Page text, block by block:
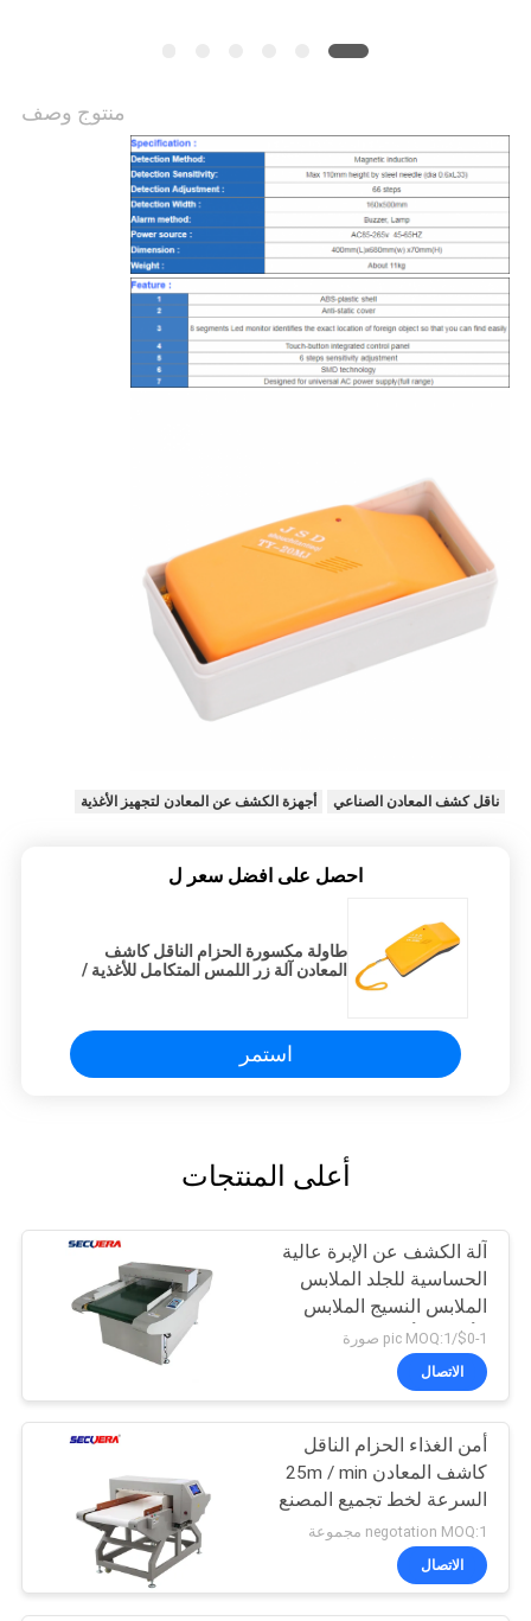
منتوج وصف
ناقل كشف المعادن الصناعي أجهزة الكشف عن المعادن لتجهيز الأغذية
احصل على افضل سعر ل
طاولة مكسورة الحزام الناقل كاشف
المعادن آلة زر اللمس المتكامل للأغذية /
استمر
أعلى المنتجات
آلة الكشف عن الإبرة عالية
الحساسية للجلد الملابس
الملابس النسيج الملابس
الألعاب الأحذية
$0-1/pic MOQ:1 صورة
الاتصال
أمن الغذاء الحزام الناقل
كاشف المعادن 25m / min
السرعة لخط تجميع المصنع
negotation MOQ:1 مجموعة
الاتصال